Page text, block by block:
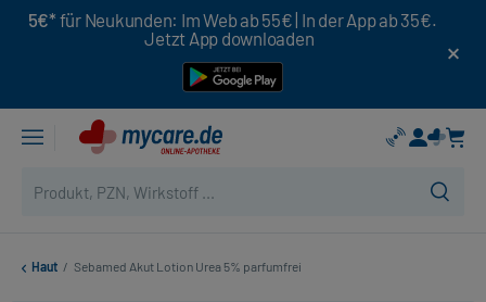
5€* für Neukunden: Im Web ab 55€ | In der App ab 35€.
Jetzt App downloaden
Haut / Sebamed Akut Lotion Urea 5% parfumfrei